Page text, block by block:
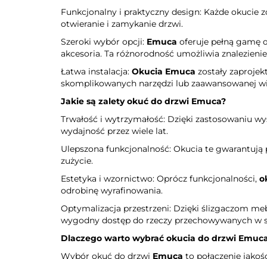
Funkcjonalny i praktyczny design: Każde okucie
otwieranie i zamykanie drzwi.
Szeroki wybór opcji: Emuca oferuje pełną gamę
akcesoria. Ta różnorodność umożliwia
Łatwa instalacja: Okucia Emuca zostały
skomplikowanych narzędzi lub zaawansowanej
Jakie są zalety okuć do drzwi Emuca?
Trwałość i wytrzymałość: Dzięki zastosowaniu
wydajność przez wiele lat.
Ulepszona funkcjonalność: Okucia te
zużycie.
Estetyka i wzornictwo: Oprócz funkcjonalności,
odrobinę wyrafinowania.
Optymalizacja przestrzeni: Dzięki ślizgaczom
wygodny dostęp do rzeczy przechowywanych w
Dlaczego warto wybrać okucia do drzwi
Wybór okuć do drzwi Emuca to połączenie